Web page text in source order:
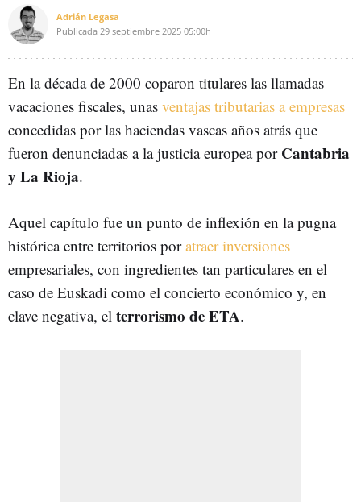
Adrián Legasa
Publicada 29 septiembre 2025 05:00h
En la década de 2000 coparon titulares las llamadas
vacaciones fiscales, unas ventajas tributarias a empresas
concedidas por las haciendas vascas años atrás que
fueron denunciadas a la justicia europea por Cantabria
y La Rioja.
Aquel capítulo fue un punto de inflexión en la pugna
histórica entre territorios poratraer inversiones
empresariales, con ingredientes tan particulares en el
caso de Euskadi como el concierto económico y, en
clave negativa, el terrorismo de ETA.